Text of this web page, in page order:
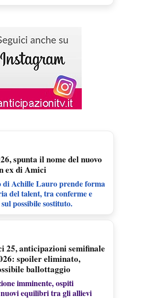
spunta il nome del nuovo
ex di Amici
di Achille Lauro prende forma
del talent, tra conferme e
possibile sostituto.
25, anticipazioni semifinale
spoiler eliminato,
ballottaggio
imminente, ospiti
equilibri tra gli allievi